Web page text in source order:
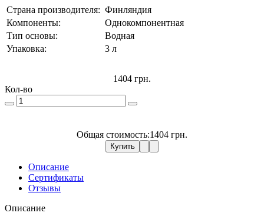
Страна производителя: Финляндия
Компоненты:
Однокомпонентная
Тип основы:
Водная
Упаковка:
3 л
1404 грн.
Кол-во
Общая стоимость:1404 грн.
Купить
Описание
Сертификаты
Отзывы
Описание